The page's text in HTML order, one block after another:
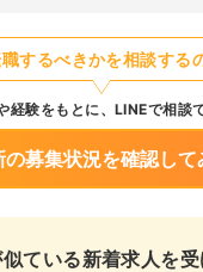
するべきかを相談する
経験をもとに、LINEで相談
の募集状況を確認して
ている新着求人を